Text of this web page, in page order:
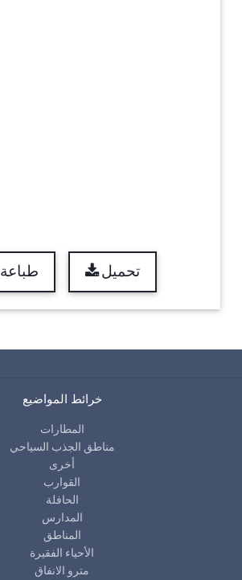
طباعة تحميل
خرائط المواضيع
المطارات
مناطق الجذب السياحي
أخرى
القوارب
الحافلة
المدارس
المناطق
الأحياء الفقيرة
مترو الانفاق